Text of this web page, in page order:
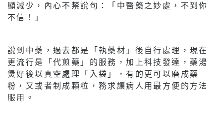
顯減少，內心不禁說句：「中醫藥之妙處，不到你
不信！」
說到中藥，過去都是「執藥材」後自行處理，現在
更流行是「代煎藥」的服務，加上科技發達，藥湯
煲好後以真空處理「入袋」，有的更可以磨成藥
粉，又或者制成顆粒，務求讓病人用最方便的方法
服用。